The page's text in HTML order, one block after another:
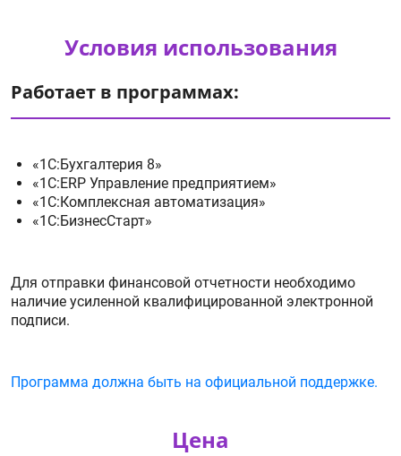
Условия использования
Работает в программах:
«1С:Бухгалтерия 8»
«1С:ERP Управление предприятием»
«1С:Комплексная автоматизация»
«1С:БизнесСтарт»
Для отправки финансовой отчетности необходимо
наличие усиленной квалифицированной электронной
подписи.
Программа должна быть на официальной поддержке.
Цена